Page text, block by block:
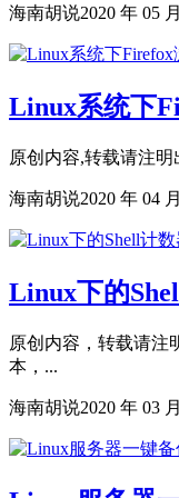
海南胡说2020 年 05
Linux系统下
原创内容,转载请注明
海南胡说2020 年 04
Linux下的
原创内容，转载请注
本，...
海南胡说2020 年 03